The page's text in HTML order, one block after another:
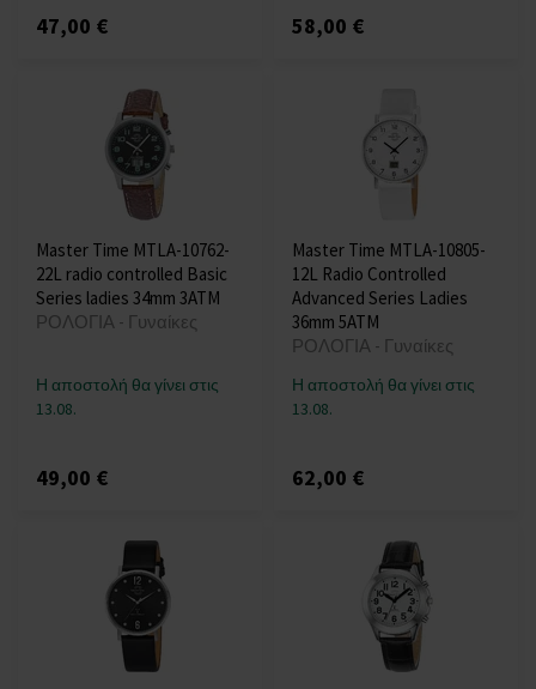
47,00 € 58,00 €
Master Time MTLA-10762-
22L radio controlled Basic
Series ladies 34mm 3ATM
ΡΟΛΟΓΙΑ - Γυναίκες
Η αποστολή θα γίνει στις
13.08.
49,00 €
Master Time MTLA-10805-
12L Radio Controlled
Advanced Series Ladies
36mm 5ATM
ΡΟΛΟΓΙΑ - Γυναίκες
Η αποστολή θα γίνει στις
13.08.
62,00 €